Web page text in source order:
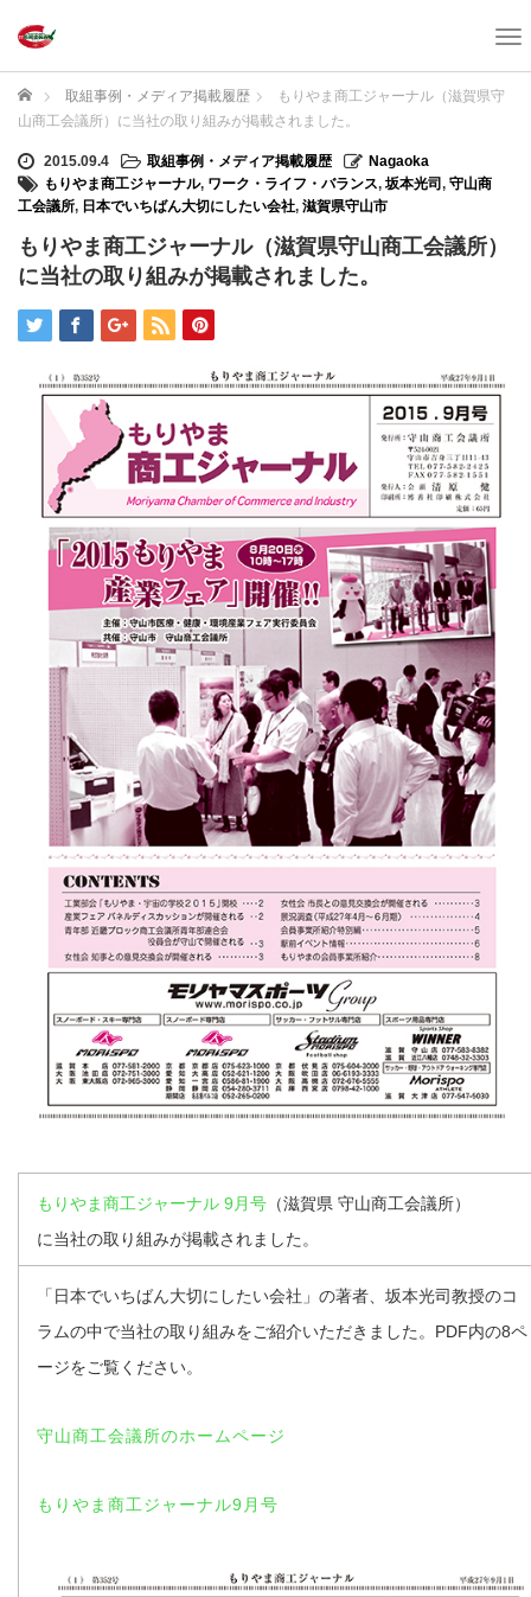
T
ホーム 取組事例・メディア掲載履歴
もりやま商工ジャーナル（滋賀県守
山商工会議所）に当社の取り組みが掲載されました。
2015.09.4 取組事例・メディア掲載履歴
Nagaoka
もりやま商工ジャーナル, ワーク・ライフ・バランス, 坂本光司 , 守山商
工会議所, 日本でいちばん大切にしたい会社, 滋賀県守山市
もりやま商工ジャーナル（滋賀県守山商工会議所）
に当社の取り組みが掲載されました。
もりやま商工ジャーナル 9月号 （滋賀県 守山商工会議所）
に当社の取り組みが掲載されました。
「日本でいちばん大切にしたい会社」の著者、坂本光司教授のコ
ラムの中で当社の取り組みをご紹介いただきました。PDF内の8ペ
ージをご覧ください。
守山商工会議所のホームページ
もりやま商工ジャーナル9月号